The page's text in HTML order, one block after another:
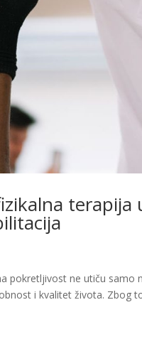
pokretljivost ne utiču
i kvalitet života. Zbog